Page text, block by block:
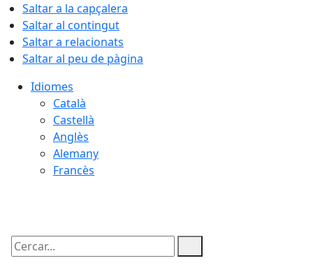
Saltar a la capçalera
Saltar al contingut
Saltar a relacionats
Saltar al peu de pàgina
Idiomes
Català
Castellà
Anglès
Alemany
Francès
Cercar: